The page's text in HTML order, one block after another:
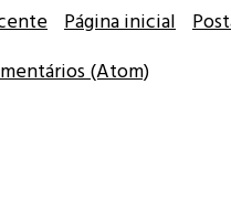
Página inicial
(Atom)